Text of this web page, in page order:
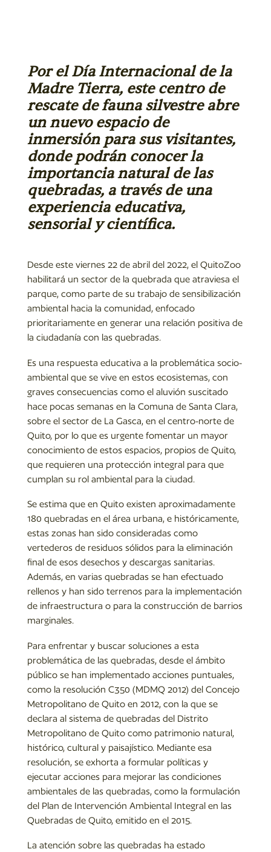
Por el Día Internacional de la
Madre Tierra, este centro de
rescate de fauna silvestre abre
un nuevo espacio de
inmersión para sus visitantes,
donde podrán conocer la
importancia natural de las
quebradas, a través de una
experiencia educativa,
sensorial y científica.
Desde este viernes 22 de abril del 2022, el QuitoZoo
habilitará un sector de la quebrada que atraviesa el
parque, como parte de su trabajo de sensibilización
ambiental hacia la comunidad, enfocado
prioritariamente en generar una relación positiva de
la ciudadanía con las quebradas.
Es una respuesta educativa a la problemática socio-
ambiental que se vive en estos ecosistemas, con
graves consecuencias como el aluvión suscitado
hace pocas semanas en la Comuna de Santa Clara,
sobre el sector de La Gasca, en el centro-norte de
Quito, por lo que es urgente fomentar un mayor
conocimiento de estos espacios, propios de Quito,
que requieren una protección integral para que
cumplan su rol ambiental para la ciudad.
Se estima que en Quito existen aproximadamente
180 quebradas en el área urbana, e históricamente,
estas zonas han sido consideradas como
vertederos de residuos sólidos para la eliminación
final de esos desechos y descargas sanitarias.
Además, en varias quebradas se han efectuado
rellenos y han sido terrenos para la implementación
de infraestructura o para la construcción de barrios
marginales.
Para enfrentar y buscar soluciones a esta
problemática de las quebradas, desde el ámbito
público se han implementado acciones puntuales,
como la resolución C350 (MDMQ 2012) del Concejo
Metropolitano de Quito en 2012, con la que se
declara al sistema de quebradas del Distrito
Metropolitano de Quito como patrimonio natural,
histórico, cultural y paisajístico. Mediante esa
resolución, se exhorta a formular políticas y
ejecutar acciones para mejorar las condiciones
ambientales de las quebradas, como la formulación
del Plan de Intervención Ambiental Integral en las
Quebradas de Quito, emitido en el 2015.
La atención sobre las quebradas ha estado